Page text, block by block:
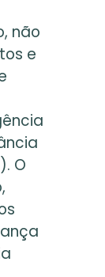
não
e
O